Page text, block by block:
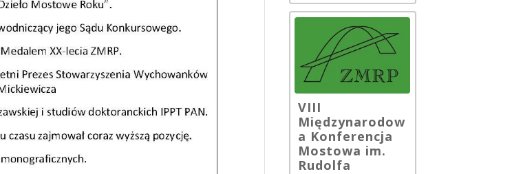
VIII
Międzynarodow
a Konferencja
Mostowa im.
Rudolfa